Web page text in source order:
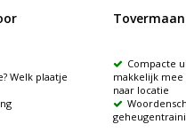
Welk plaatje
Compacte
makkelijk
naar locatie